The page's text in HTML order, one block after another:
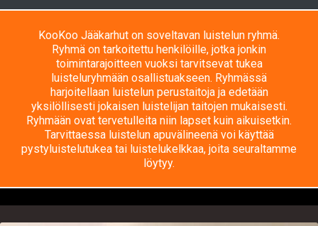
KooKoo Jääkarhut on soveltavan luistelun ryhmä.
Ryhmä on tarkoitettu henkilöille, jotka jonkin
toimintarajoitteen vuoksi tarvitsevat tukea
luisteluryhmään osallistuakseen. Ryhmässä
harjoitellaan luistelun perustaitoja ja edetään
yksilöllisesti jokaisen luistelijan taitojen mukaisesti.
Ryhmään ovat tervetulleita niin lapset kuin aikuisetkin.
Tarvittaessa luistelun apuvälineenä voi käyttää
pystyluistelutukea tai luistelukelkkaa, joita seuraltamme
löytyy.